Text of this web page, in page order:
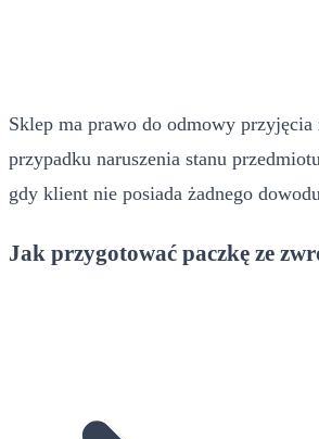
Sklep ma prawo do odmowy
przypadku naruszenia stanu
gdy klient nie posiada żadnego
Jak przygotować paczkę ze